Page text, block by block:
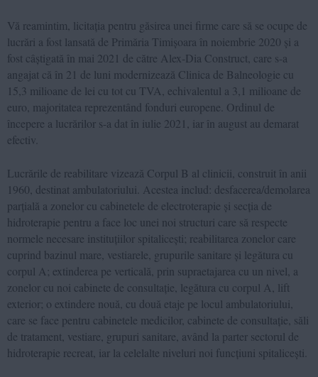
Vă reamintim, licitația pentru găsirea unei firme care să se ocupe de
lucrări a fost lansată de Primăria Timișoara în noiembrie 2020 și a
fost câștigată în mai 2021 de către Alex-Dia Construct, care s-a
angajat că în 21 de luni modernizează Clinica de Balneologie cu
15,3 milioane de lei cu tot cu TVA, echivalentul a 3,1 milioane de
euro, majoritatea reprezentând fonduri europene. Ordinul de
începere a lucrărilor s-a dat în iulie 2021, iar în august au demarat
efectiv.
Lucrările de reabilitare vizează Corpul B al clinicii, construit în anii
1960, destinat ambulatoriului. Acestea includ: desfacerea/demolarea
parțială a zonelor cu cabinetele de electroterapie și secția de
hidroterapie pentru a face loc unei noi structuri care să respecte
normele necesare instituțiilor spitalicești; reabilitarea zonelor care
cuprind bazinul mare, vestiarele, grupurile sanitare și legătura cu
corpul A; extinderea pe verticală, prin supraetajarea cu un nivel, a
zonelor cu noi cabinete de consultație, legătura cu corpul A, lift
exterior; o extindere nouă, cu două etaje pe locul ambulatoriului,
care se face pentru cabinetele medicilor, cabinete de consultație, săli
de tratament, vestiare, grupuri sanitare, având la parter sectorul de
hidroterapie recreat, iar la celelalte niveluri noi funcțiuni spitalicești.